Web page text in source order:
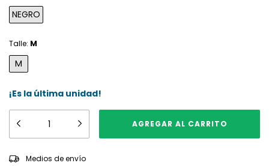
NEGRO
Talle: M
M
¡Es la última unidad!
Entregas para el CP:
Medios de envío